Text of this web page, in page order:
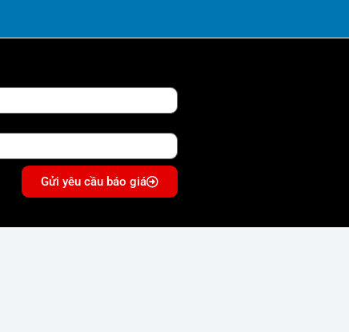
Gửi yêu cầu báo giá